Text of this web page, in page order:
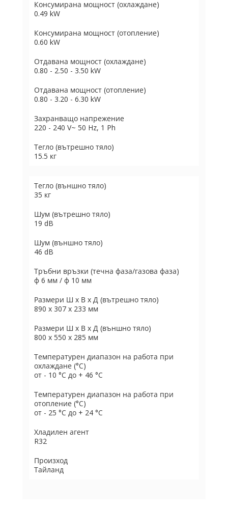
Консумирана мощност (охлаждане)
0.49 kW
Консумирана мощност (отопление)
0.60 kW
Отдавана мощност (охлаждане)
0.80 - 2.50 - 3.50 kW
Отдавана мощност (отопление)
0.80 - 3.20 - 6.30 kW
Захранващо напрежение
220 - 240 V~ 50 Hz, 1 Ph
Тегло (вътрешно тяло)
15.5 кг
Тегло (външно тяло)
35 кг
Шум (вътрешно тяло)
19 dB
Шум (външно тяло)
46 dB
Тръбни връзки (течна фаза/газова фаза)
ф 6 мм / ф 10 мм
Размери Ш х В х Д (вътрешно тяло)
890 x 307 x 233 мм
Размери Ш х В х Д (външно тяло)
800 x 550 x 285 мм
Температурен диапазон на работа при
охлаждане (°C)
от - 10 °C до + 46 °C
Температурен диапазон на работа при
отопление (°C)
от - 25 °C до + 24 °C
Хладилен агент
R32
Произход
Тайланд